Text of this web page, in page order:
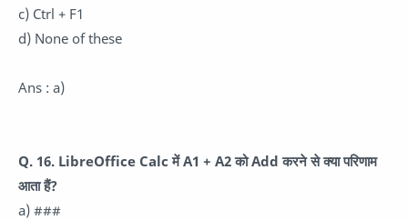
c) Ctrl + F1
d) None of these
Ans : a)
Q. 16. LibreOffice Calc में A1 + A2 को Add करने से क्या परिणाम
आता हैं?
a) ###